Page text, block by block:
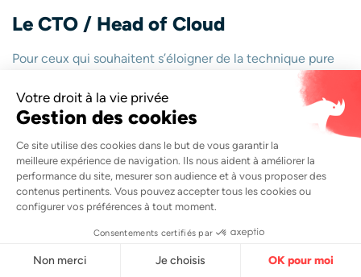
Le CTO / Head of Cloud
Pour ceux qui souhaitent s’éloigner de la technique pure
Son rôle : Piloter la stratégie cloud globale d’une
entreprise, gérer les partenariats avec les fournisseurs
(AWS, Azure, GCP) et manager les équipes
d’ingénieurs cloud.
salaire d’un ingénieur